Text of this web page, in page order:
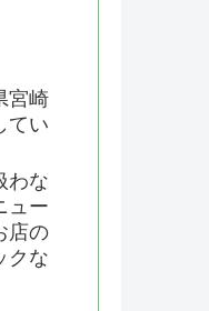
宮崎
てい
わな
ュー
店の
クな